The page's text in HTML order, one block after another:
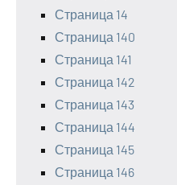
Страница 14
Страница 140
Страница 141
Страница 142
Страница 143
Страница 144
Страница 145
Страница 146